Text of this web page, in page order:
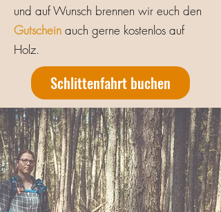
und auf Wunsch brennen wir euch den
Gutschein auch gerne kostenlos auf
Holz.
Schlittenfahrt buchen